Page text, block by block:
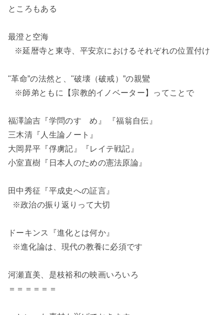
ところもある
最澄と空海
※延暦寺と東寺、平安京におけるそれぞれの位置付け
"革命”の法然と、"破壊（破戒）”の親鸞
※師弟ともに【宗教的イノベーター】ってことで
福澤諭吉『学問のすゝめ』 『福翁自伝』
三木清『人生論ノート』
大岡昇平『俘虜記』『レイテ戦記』
小室直樹『日本人のための憲法原論』
田中秀征『平成史への証言』
※政治の振り返りって大切
ドーキンス『進化とは何か』
※進化論は、現代の教養に必須です
河瀬直美、是枝裕和の映画いろいろ
＝＝＝＝＝＝